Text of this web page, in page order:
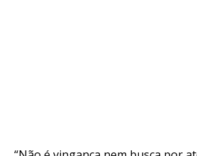
Reddit